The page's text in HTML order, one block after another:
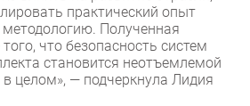
практический опыт
методологию. Полученная
что безопасность систем
становится неотъемлемой
целом», — подчеркнула Лидия